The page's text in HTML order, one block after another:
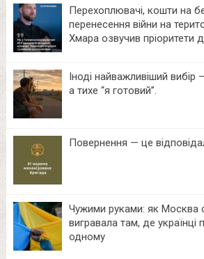
Перехоплювачі, кошти на
перенесення війни на
Хмара озвучив пріоритети
Іноді найважливіший вибір
а тихе “я готовий”.
Повернення — це
Чужими руками: як Москва
вигравала там, де українці
одному